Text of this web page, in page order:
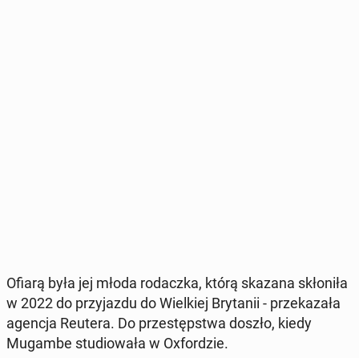
Ofiarą była jej młoda ro­dacz­ka, którą skazana skło­ni­ła
w 2022 do przy­jaz­du do Wiel­kiej Bry­ta­nii - prze­ka­za­ła
agencja Reutera. Do prze­stęp­stwa doszło, kiedy
Mugambe stu­dio­wa­ła w Oxfor­dzie.